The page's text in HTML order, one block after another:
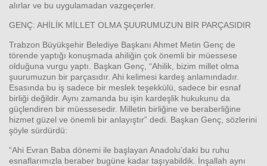
alırlar ve bu uygulamadan vazgeçerler.
GENÇ: AHİLİK MİLLET OLMA ŞUURUMUZUN BİR PARÇASIDIR
Trabzon Büyükşehir Belediye Başkanı Ahmet Metin Genç de
törende yaptığı konuşmada ahiliğin çok önemli bir müessese
olduğuna vurgu yaptı. Başkan Genç, “Ahilik, bizim millet olma
şuurumuzun bir parçasıdır. Ahi kelimesi kardeş anlamındadır.
Esasında bu iş sadece bir meslek teşekkülü, sadece bir esnaf
birliği değildir. Aynı zamanda bu işin kardeşlik hukukunu da
güçlendiren bir müessesedir. Milletin birliğine ve beraberliğine
hizmet güzel ve önemli bir anlayıştır” dedi. Başkan Genç, sözlerini
şöyle sürdürdü:
“Ahi Evran Baba dönemi ile başlayan Anadolu’daki bu ruhu
esnaflarımızla beraber bugüne kadar taşıyabildik. İnşallah aynı